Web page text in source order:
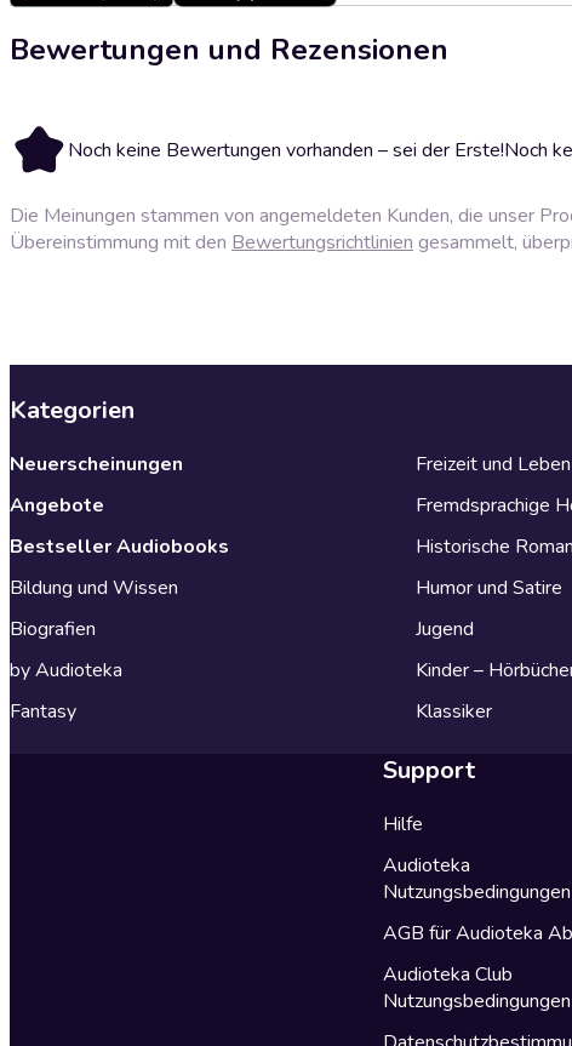
Bewertungen und Rezensionen
Noch keine Bewertungen vorhanden – sei der Erste!Noch
Die Meinungen stammen von angemeldeten Kunden, die unser
Übereinstimmung mit den Bewertungsrichtlinien gesammelt,
Kategorien
Neuerscheinungen
Angebote
Bestseller Audiobooks
Bildung und Wissen
Biografien
by Audioteka
Fantasy
Freizeit und Leben
Fremdsprachige
Historische
Humor und Satire
Jugend
Kinder –
Klassiker
Support
Hilfe
Audioteka
Nutzungsbedingungen
AGB für Audioteka
Audioteka Club
Nutzungsbedingungen